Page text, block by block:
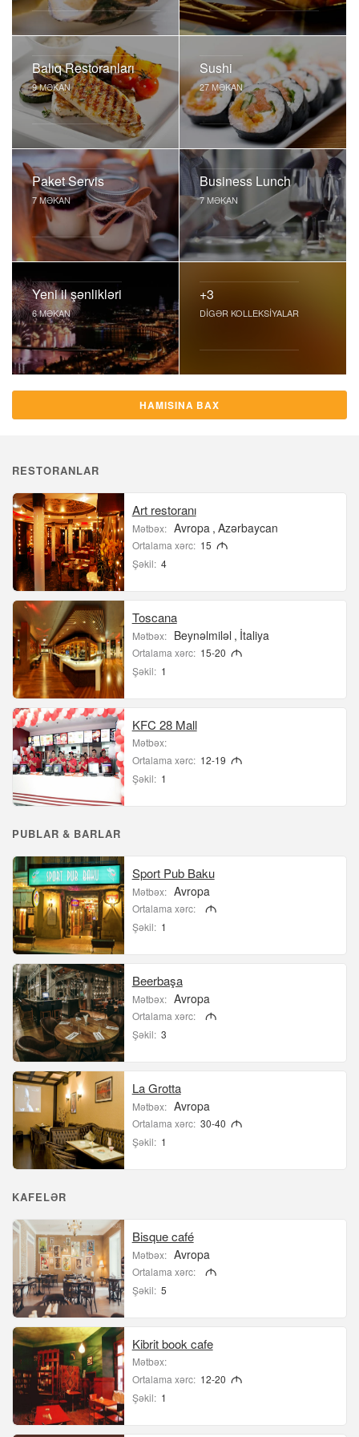
Balıq Restoranları
9 MƏKAN
Sushi
27 MƏKAN
Paket Servis
7 MƏKAN
Business Lunch
7 MƏKAN
Yeni il şənlikləri
6 MƏKAN
+3
DIGƏR KOLLEKSIYALAR
HAMISINA BAX
RESTORANLAR
Art restoranı
Mətbəx: Avropa Azərbaycan
Ortalama xərc: 15 M
Şəkil: 4
Toscana
Mətbəx: Beynəlmiləl İtaliya
Ortalama xərc: 15-20 M
Şəkil: 1
KFC 28 Mall
Mətbəx:
Ortalama xərc: 12-19 M
Şəkil: 1
PUBLAR & BARLAR
Sport Pub Baku
Mətbəx: Avropa
Ortalama xərc: M
Şəkil: 1
Beerbaşa
Mətbəx: Avropa
Ortalama xərc: M
Şəkil: 3
La Grotta
Mətbəx: Avropa
Ortalama xərc: 30-40 M
Şəkil: 1
KAFELƏR
Bisque café
Mətbəx: Avropa
Ortalama xərc: M
Şəkil: 5
Kibrit book cafe
Mətbəx:
Ortalama xərc: 12-20 M
Şəkil: 1